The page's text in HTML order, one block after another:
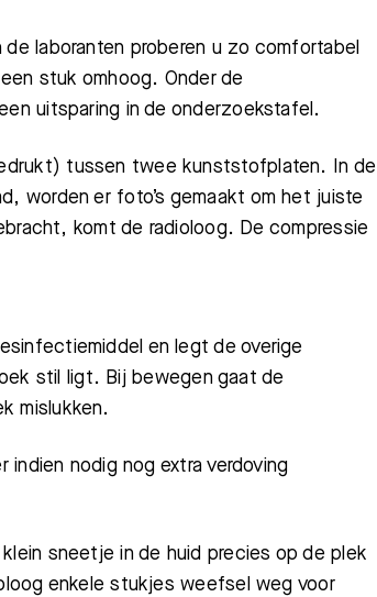
laboranten proberen u zo comfortabel
stuk omhoog. Onder de
uitsparing in de onderzoekstafel.
tussen twee kunststofplaten. In de
worden er foto’s gemaakt om het juiste
komt de radioloog. De compressie
en legt de overige
stil ligt. Bij bewegen gaat de
mislukken.
nodig nog extra verdoving
sneetje in de huid precies op de plek
enkele stukjes weefsel weg voor